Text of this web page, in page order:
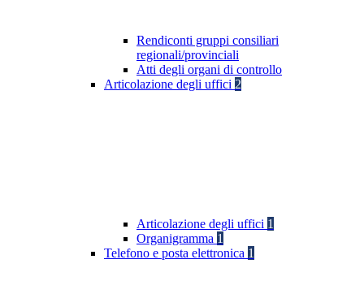
Rendiconti gruppi consiliari
regionali/provinciali
Atti degli organi di controllo
Articolazione degli uffici 2
Articolazione degli uffici 1
Organigramma 1
Telefono e posta elettronica 1